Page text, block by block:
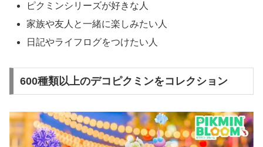
ピクミンシリーズが好きな人
家族や友人と一緒に楽しみたい人
日記やライフログをつけたい人
600種類以上のデコピクミンをコレクション